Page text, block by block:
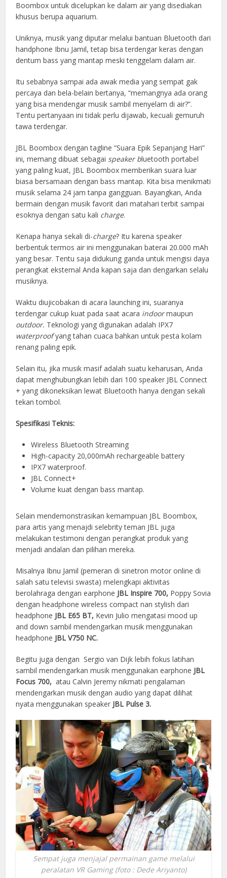
Boombox untuk dicelupkan ke dalam air yang disediakan
khusus berupa aquarium.
Uniknya, musik yang diputar melalui bantuan Bluetooth dari
handphone Ibnu Jamil, tetap bisa terdengar keras dengan
dentum bass yang mantap meski tenggelam dalam air.
Itu sebabnya sampai ada awak media yang sempat gak
percaya dan bela-belain bertanya, “memangnya ada orang
yang bisa mendengar musik sambil menyelam di air?”.
Tentu pertanyaan ini tidak perlu dijawab, kecuali gemuruh
tawa terdengar.
JBL Boombox dengan tagline “Suara Epik Sepanjang Hari”
ini, memang dibuat sebagai speakerbluetooth portabel
yang paling kuat, JBL Boombox memberikan suara luar
biasa bersamaan dengan bass mantap. Kita bisa menikmati
musik selama 24 jam tanpa gangguan. Bayangkan, Anda
bermain dengan musik favorit dari matahari terbit sampai
esoknya dengan satu kali charge.
Kenapa hanya sekali di-charge? Itu karena speaker
berbentuk termos air ini menggunakan baterai 20.000 mAh
yang besar. Tentu saja didukung ganda untuk mengisi daya
perangkat eksternal Anda kapan saja dan dengarkan selalu
musiknya.
Waktu diujicobakan di acara launching ini, suaranya
terdengar cukup kuat pada saat acara indoormaupun
outdoor. Teknologi yang digunakan adalah IPX7
waterproofyang tahan cuaca bahkan untuk pesta kolam
renang paling epik.
Selain itu, jika musik masif adalah suatu keharusan, Anda
dapat menghubungkan lebih dari 100 speaker JBL Connect
+ yang dikoneksikan lewat Bluetooth hanya dengan sekali
tekan tombol.
Spesifikasi Teknis:
Wireless Bluetooth Streaming
High-capacity 20,000mAh rechargeable battery
IPX7 waterproof.
JBL Connect+
Volume kuat dengan bass mantap.
Selain mendemonstrasikan kemampuan JBL Boombox,
para artis yang menajdi selebrity teman JBL juga
melakukan testimoni dengan perangkat produk yang
menjadi andalan dan pilihan mereka.
Misalnya Ibnu Jamil (pemeran di sinetron motor online di
salah satu televisi swasta) melengkapi aktivitas
berolahraga dengan earphone JBL Inspire 700, Poppy Sovia
dengan headphone wireless compact nan stylish dari
headphone JBL E65 BT, Kevin Julio mengatasi mood up
and down sambil mendengarkan musik menggunakan
headphone JBL V750 NC.
Begitu juga dengan Sergio van Dijk lebih fokus latihan
sambil mendengarkan musik menggunakan earphone JBL
Focus 700,atau Calvin Jeremy nikmati pengalaman
mendengarkan musik dengan audio yang dapat dilihat
nyata menggunakan speaker JBL Pulse 3.
Sempat juga menjajal permainan game melalui
peralatan VR Gaming (foto : Dede Ariyanto)